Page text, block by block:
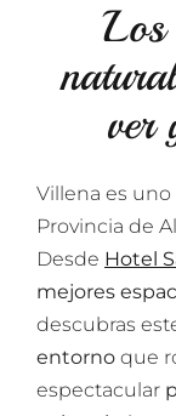
Los
ver
Villena es
Provincia de
Desde Hotel
mejores
descubras
entorno que
espectacular